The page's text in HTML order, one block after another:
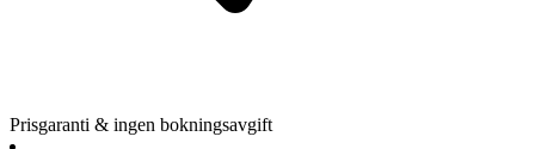
Prisgaranti & ingen bokningsavgift